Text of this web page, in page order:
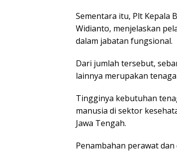
Sementara itu, Plt Kepala
Widianto, menjelaskan
dalam jabatan fungsional.
Dari jumlah tersebut,
lainnya merupakan
Tingginya kebutuhan
manusia di sektor
Jawa Tengah.
Penambahan perawat